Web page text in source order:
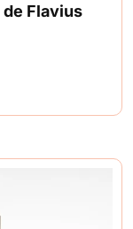
de Flavius